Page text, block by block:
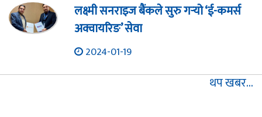
लक्ष्मी सनराइज बैंकले सुरु गर्‍यो ‘ई-कमर्स
अक्वायरिङ’ सेवा
2024-01-19
थप खबर...